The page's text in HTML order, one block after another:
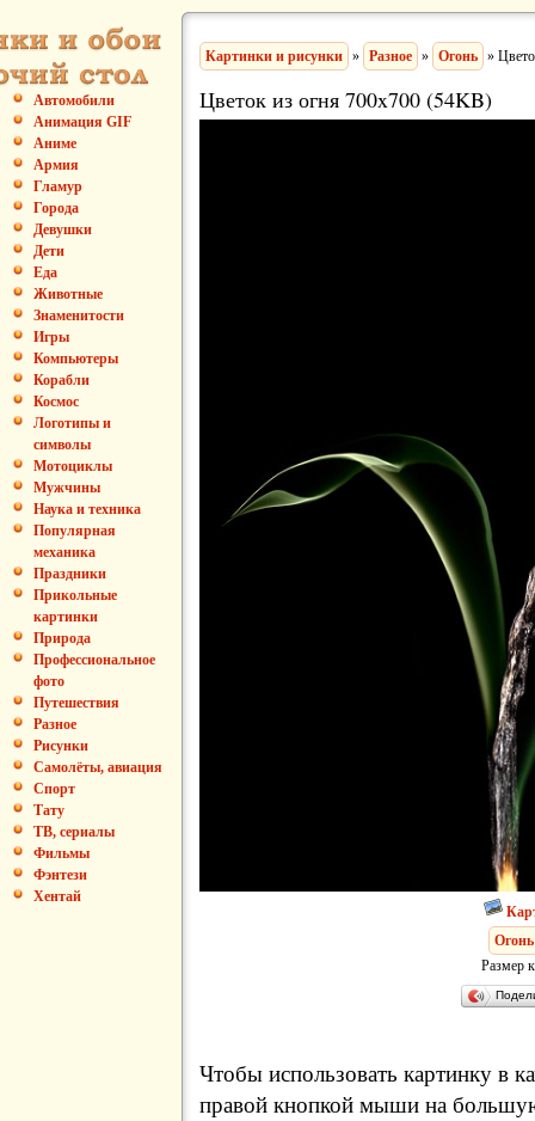
Автомобили
Анимация GIF
Аниме
Армия
Гламур
Города
Девушки
Дети
Еда
Животные
Знаменитости
Игры
Компьютеры
Корабли
Космос
Логотипы и
символы
Мотоциклы
Мужчины
Наука и техника
Популярная
механика
Праздники
Прикольные
картинки
Природа
Профессиональное
фото
Путешествия
Разное
Рисунки
Самолёты, авиация
Спорт
Тату
ТВ, сериалы
Фильмы
Фэнтези
Хентай
Картинки и рисунки » Разное » Огонь »
Цветок из огня 700x700 (54KB)
Огонь
Размер
Чтобы использовать картинку в
правой кнопкой мыши на